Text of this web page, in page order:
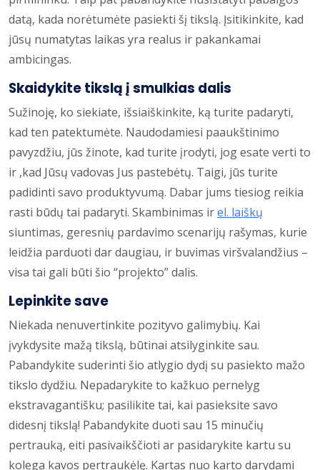
datą, kada norėtumėte pasiekti šį tikslą. Įsitikinkite, kad
jūsų numatytas laikas yra realus ir pakankamai
ambicingas.
Skaidykite tikslą į smulkias dalis
Sužinoję, ko siekiate, išsiaiškinkite, ką turite padaryti,
kad ten patektumėte. Naudodamiesi paaukštinimo
pavyzdžiu, jūs žinote, kad turite įrodyti, jog esate verti to
ir ,kad Jūsų vadovas Jus pastebėtų. Taigi, jūs turite
padidinti savo produktyvumą. Dabar jums tiesiog reikia
rasti būdų tai padaryti. Skambinimas irel. laiškų
siuntimas, geresnių pardavimo scenarijų rašymas, kurie
leidžia parduoti dar daugiau, ir buvimas viršvalandžius –
visa tai gali būti šio “projekto” dalis.
Lepinkite save
Niekada nenuvertinkite pozityvo galimybių. Kai
įvykdysite mažą tikslą, būtinai atsilyginkite sau.
Pabandykite suderinti šio atlygio dydį su pasiekto mažo
tikslo dydžiu. Nepadarykite to kažkuo pernelyg
ekstravagantišku; pasilikite tai, kai pasieksite savo
didesnį tikslą! Pabandykite duoti sau 15 minučių
pertrauką, eiti pasivaikščioti ar pasidarykite kartu su
kolega kavos pertraukėlę. Kartas nuo karto darydami